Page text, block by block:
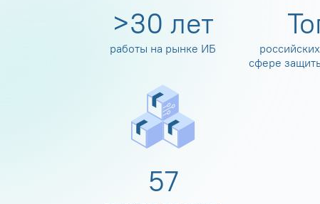
>30 лет
работы на рынке ИБ
сфере
60